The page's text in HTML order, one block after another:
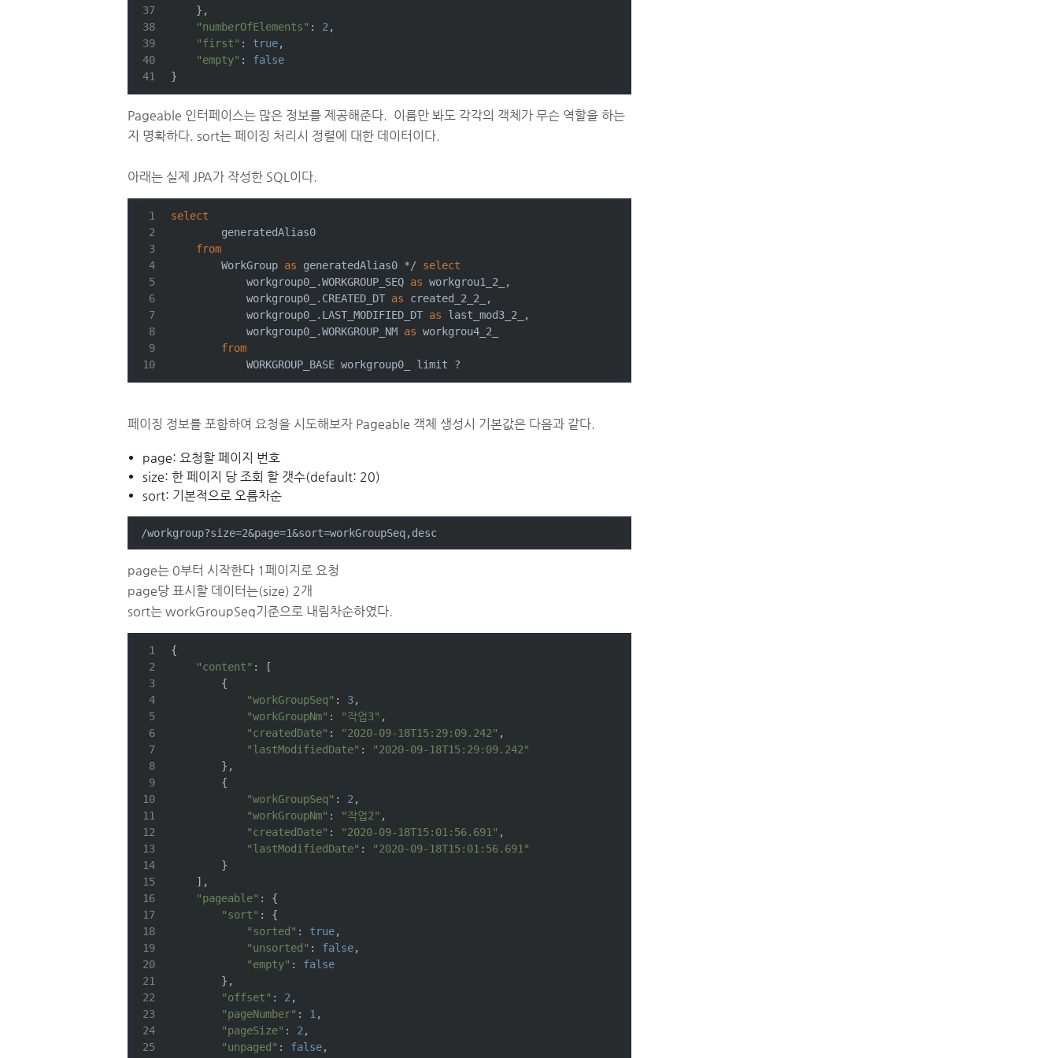
    },
"numberOfElements" : 2 ,
"first" : true,
"empty" : false
}
Pageable 인터페이스는 많은 정보를 제공해준다. 이름만 봐도 각각의 객체가 무슨 역할을 하는
지 명확하다. sort는 페이징 처리시 정렬에 대한 데이터이다.
아래는 실제 JPA가 작성한 SQL이다.
select
        generatedAlias0
from
        WorkGroup
as generatedAlias0 */
select
            workgroup0_.WORKGROUP_SEQ
as workgrou1_2_,
            workgroup0_.CREATED_DT
as created_2_2_,
            workgroup0_.LAST_MODIFIED_DT
as last_mod3_2_,
            workgroup0_.WORKGROUP_NM
as workgrou4_2_
from
            WORKGROUP_BASE workgroup0_ limit ?
페이징 정보를 포함하여 요청을 시도해보자 Pageable 객체 생성시 기본값은 다음과 같다.
page: 요청할 페이지 번호
size: 한 페이지 당 조회 할 갯수(default: 20)
sort: 기본적으로 오름차순
/workgroup?size=2&page=1&sort=workGroupSeq,desc
page는 0부터 시작한다 1페이지로 요청
page당 표시할 데이터는(size) 2개
sort는 workGroupSeq기준으로 내림차순하였다.
{
"content" : [
        {
"workGroupSeq" : 3,
"workGroupNm" : "작업3" ,
"createdDate" : "2020-09-18T15:29:09.242" ,
"lastModifiedDate" :
"2020-09-18T15:29:09.242"
        },
        {
"workGroupSeq" : 2 ,
"workGroupNm" : "작업2" ,
"createdDate" : "2020-09-18T15:01:56.691" ,
"lastModifiedDate" :
"2020-09-18T15:01:56.691"
        }
    ],
"pageable" : {
"sort" : {
"sorted" : true,
"unsorted" : false,
"empty" : false
        },
"offset" : 2 ,
"pageNumber" : 1 ,
"pageSize" : 2 ,
"unpaged" : false,